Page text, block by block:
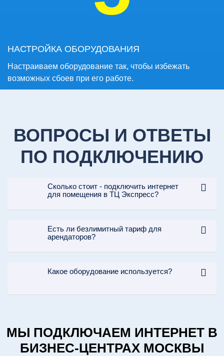
НАСТРОЙКА ОБОРУДОВАНИЯ
Настраиваем оборудование так, чтобы избежать
возможных сбоев при его работе.
ВОПРОСЫ И ОТВЕТЫ
ПО ПОДКЛЮЧЕНИЮ
Сколько стоит - подключить интернет
для помещения в ТЦ Экспресс?
Есть ли безлимитный тариф для
арендаторов?
Какое оборудование используется?
МЫ ПОДКЛЮЧАЕМ ИНТЕРНЕТ В
БИЗНЕС-ЦЕНТРАХ МОСКВЫ